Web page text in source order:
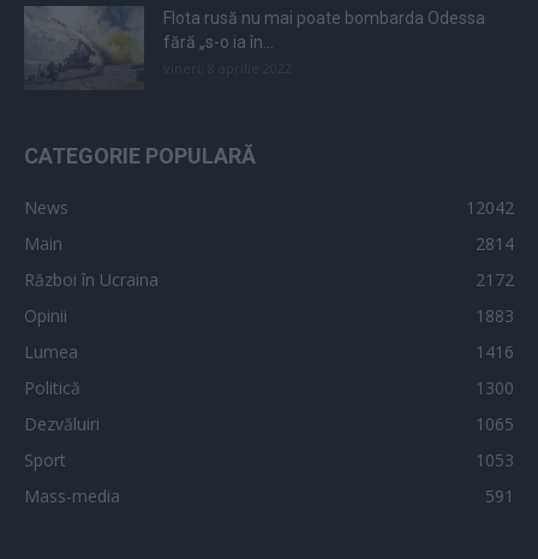
Flota rusă nu mai poate bombarda Odessa
fără „s-o ia în...
CATEGORIE POPULARĂ
News
12042
Main
2814
Război în Ucraina
2172
Opinii
1883
Lumea
1416
Politică
1300
Dezvăluiri
1065
Sport
1053
Mass-media
591